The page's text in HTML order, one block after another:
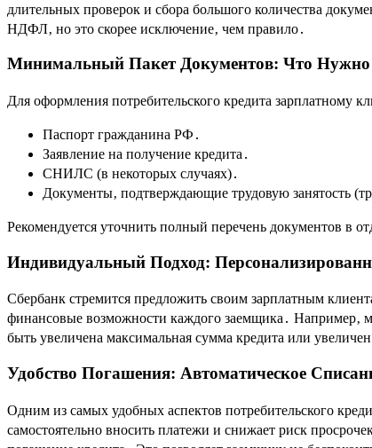
длительных проверок и сбора большого количества
НДФЛ‚ но это скорее исключение‚ чем правило․
Минимальный Пакет Документов: Что Нужно
Для оформления потребительского кредита зарплатному
Паспорт гражданина РФ․
Заявление на получение кредита․
СНИЛС (в некоторых случаях)․
Документы‚ подтверждающие трудовую занятость
Рекомендуется уточнить полный перечень документов в
Индивидуальный Подход:
Сбербанк стремится предложить своим зарплатным
финансовые возможности каждого заемщика․ Например‚
быть увеличена максимальная сумма кредита или
Удобство Погашения: Автоматическое
Одним из самых удобных аспектов потребительского
самостоятельно вносить платежи и снижает риск